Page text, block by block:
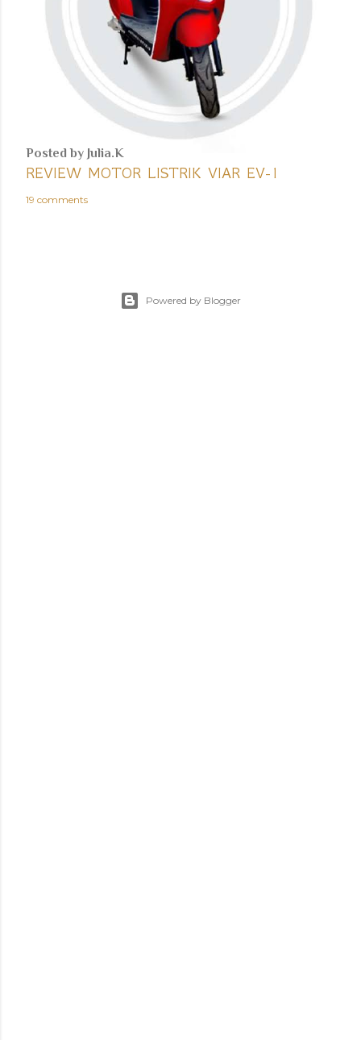
Posted by Julia.K
REVIEW MOTOR LISTRIK VIAR EV-1
19 comments
Powered by Blogger